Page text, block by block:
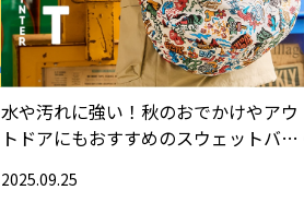
水や汚れに強い！秋のおでかけやアウ
トドアにもおすすめのスウェットバッ
2025.09.25